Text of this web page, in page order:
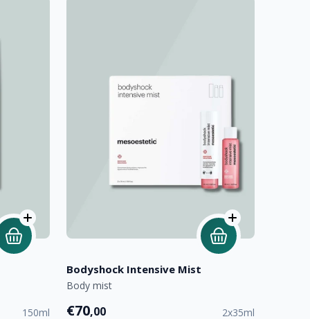
150ml
Bodyshock Intensive Mist
Body mist
€70,00 2x35ml